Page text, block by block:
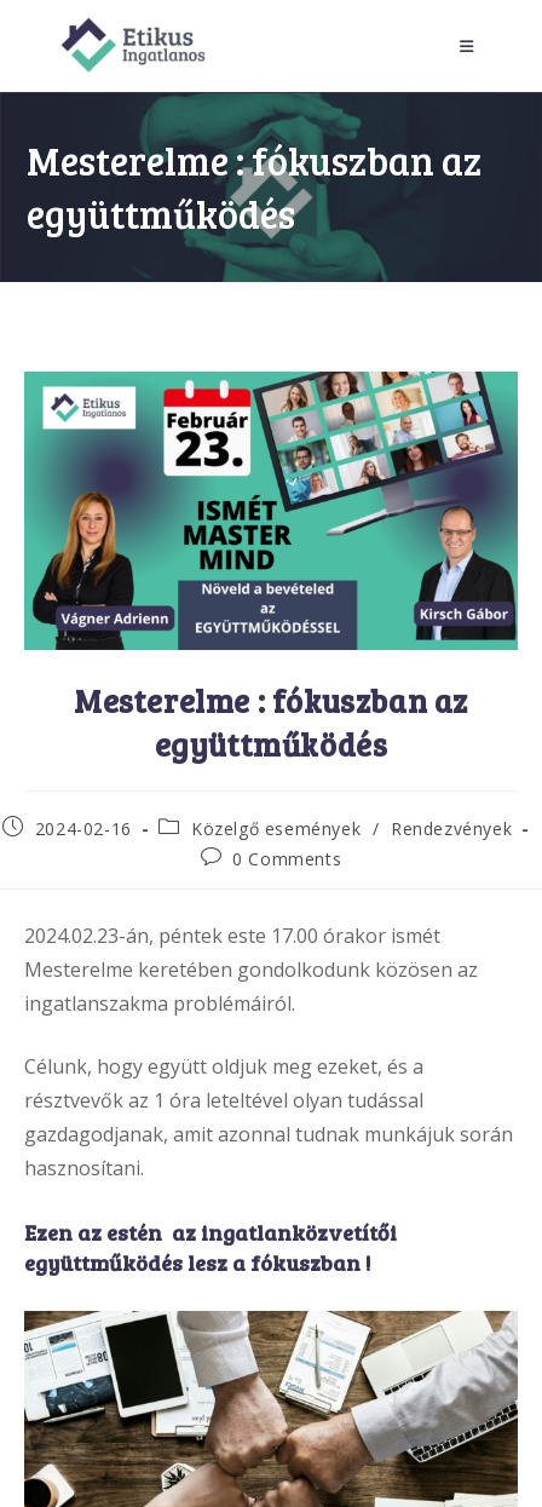
Mesterelme : fókuszban az
együttműködés
Mesterelme : fókuszban az
együttműködés
Post2024-02-16
Post
category:
Közelgő események / Rendezvények
Post0 Comments
2024.02.23-án, péntek este 17.00 órakor ismét
Mesterelme keretében gondolkodunk közösen az
ingatlanszakma problémáiról.
Célunk, hogy együtt oldjuk meg ezeket, és a
résztvevők az 1 óra leteltével olyan tudással
gazdagodjanak, amit azonnal tudnak munkájuk során
hasznosítani.
Ezen az estén az ingatlanközvetítői
együttműködés lesz a fókuszban !